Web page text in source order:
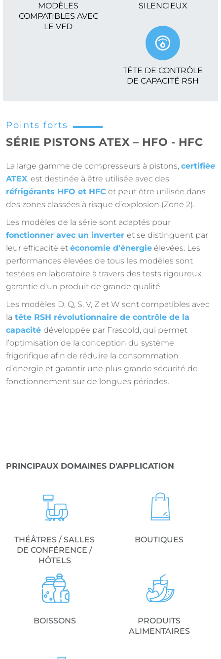
MODÈLES
COMPATIBLES AVEC
LE VFD
SILENCIEUX
TÊTE DE CONTRÔLE
DE CAPACITÉ RSH
Points forts
SÉRIE PISTONS ATEX – HFO - HFC
La large gamme de compresseurs à pistons, certifiée
ATEX, est destinée à être utilisée avec des
réfrigérants HFO et HFC et peut être utilisée dans
des zones classées à risque d’explosion (Zone 2).
Les modèles de la série sont adaptés pour
fonctionner avec un inverter et se distinguent par
leur efficacité et économie d'énergie élevées. Les
performances élevées de tous les modèles sont
testées en laboratoire à travers des tests rigoureux,
garantie d'un produit de grande qualité.
Les modèles D, Q, S, V, Z et W sont compatibles avec
la tête RSH révolutionnaire de contrôle de la
capacité développée par Frascold, qui permet
l’optimisation de la conception du système
frigorifique afin de réduire la consommation
d’énergie et garantir une plus grande sécurité de
fonctionnement sur de longues périodes.
PRINCIPAUX DOMAINES D'APPLICATION
THÉÂTRES / SALLES
DE CONFÉRENCE /
HÔTELS
BOUTIQUES
BOISSONS
PRODUITS
ALIMENTAIRES